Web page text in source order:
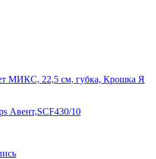
МИКС, 22,5 см, губка, Крошка Я
Авент,SCF430/10